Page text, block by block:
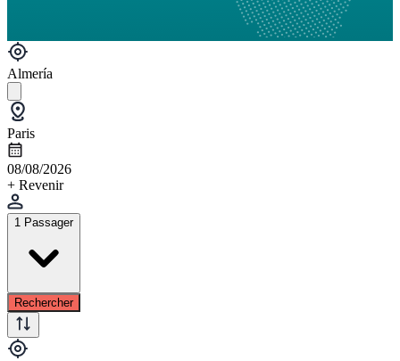
Almería
Paris
08/08/2026
+ Revenir
1 Passager
Rechercher